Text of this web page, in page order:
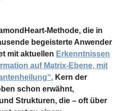
Methode, die in
begeisterte Anwender
mit aktuellen Erkenntnissen
auf Matrix-Ebene, mit
Kern der
schon erwähnt,
Strukturen, die – oft über